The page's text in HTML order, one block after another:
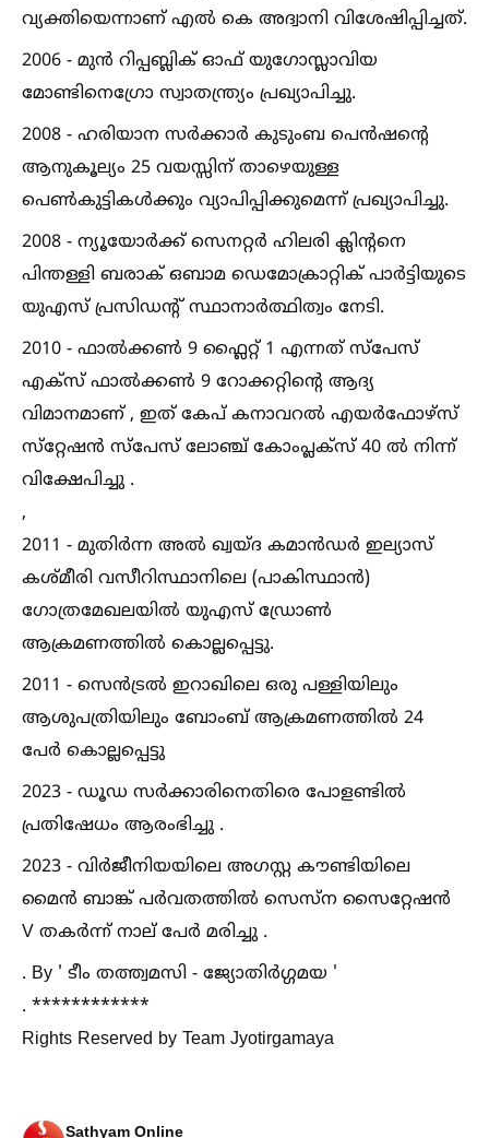
വ്യക്തിയെന്നാണ് എല്‍ കെ അദ്വാനി വിശേഷിപ്പിച്ചത്.
2006 - മുൻ റിപ്പബ്ലിക് ഓഫ് യുഗോസ്ലാവിയ
മോണ്ടിനെഗ്രോ സ്വാതന്ത്ര്യം പ്രഖ്യാപിച്ചു.
2008 - ഹരിയാന സർക്കാർ കുടുംബ പെൻഷൻ്റെ
ആനുകൂല്യം 25 വയസ്സിന് താഴെയുള്ള
പെണ്‍കുട്ടികള്‍ക്കും വ്യാപിപ്പിക്കുമെന്ന് പ്രഖ്യാപിച്ചു.
2008 - ന്യൂയോർക്ക് സെനറ്റർ ഹിലരി ക്ലിൻ്റനെ
പിന്തള്ളി ബരാക് ഒബാമ ഡെമോക്രാറ്റിക് പാർട്ടിയുടെ
യുഎസ് പ്രസിഡൻ്റ് സ്ഥാനാർത്ഥിത്വം നേടി.
2010 - ഫാല്‍ക്കണ്‍ 9 ഫ്ലൈറ്റ് 1 എന്നത് സ്‌പേസ്
എക്‌സ് ഫാല്‍ക്കണ്‍ 9 റോക്കറ്റിന്റെ ആദ്യ
വിമാനമാണ് , ഇത് കേപ് കനാവറല്‍ എയർഫോഴ്‌സ്
സ്‌റ്റേഷൻ സ്‌പേസ് ലോഞ്ച് കോംപ്ലക്‌സ് 40 ല്‍ നിന്ന്
വിക്ഷേപിച്ചു .
,
2011 - മുതിർന്ന അല്‍ ഖ്വയ്ദ കമാൻഡർ ഇല്യാസ്
കശ്മീരി വസീറിസ്ഥാനിലെ (പാകിസ്ഥാൻ)
ഗോത്രമേഖലയില്‍ യുഎസ് ഡ്രോണ്‍
ആക്രമണത്തില്‍ കൊല്ലപ്പെട്ടു.
2011 - സെൻട്രല്‍ ഇറാഖിലെ ഒരു പള്ളിയിലും
ആശുപത്രിയിലും ബോംബ് ആക്രമണത്തില്‍ 24
പേർ കൊല്ലപ്പെട്ടു
2023 - ഡൂഡ സർക്കാരിനെതിരെ പോളണ്ടില്‍
പ്രതിഷേധം ആരംഭിച്ചു .
2023 - വിർജീനിയയിലെ അഗസ്റ്റ കൗണ്ടിയിലെ
മൈൻ ബാങ്ക് പർവതത്തില്‍ സെസ്ന സൈറ്റേഷൻ
V തകർന്ന് നാല് പേർ മരിച്ചു .
. By ' ടീം തത്ത്വമസി - ജ്യോതിർഗ്ഗമയ '
. ************
Rights Reserved by Team Jyotirgamaya
Sathyam Online